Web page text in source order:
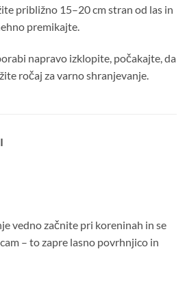
približno 15–20 cm stran od las in
premikajte.
napravo izklopite, počakajte, da
ročaj za varno shranjevanje.
vedno začnite pri koreninah in se
– to zapre lasno povrhnjico in